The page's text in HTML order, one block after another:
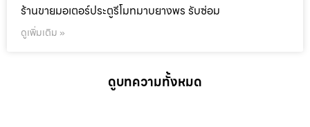
ร้านขายมอเตอร์ประตูรีโมทมาบยางพร รับซ่อม
ดูเพิ่มเติม »
ดูบทความทั้งหมด